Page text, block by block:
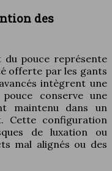
des
pouce représente
offerte par les gants
intègrent une
conserve une
maintenu dans un
Cette configuration
de luxation ou
mal alignés ou des